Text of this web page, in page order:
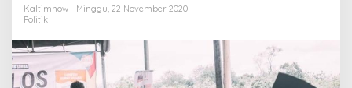
Ikan
Bangun
Makin
Pesat
Kaltimnow
Minggu, 22 November 2020
Politik